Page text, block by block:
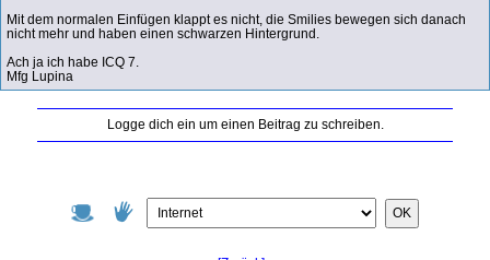
OK
Mit dem normalen Einfügen klappt es nicht, die Smilies bewegen sich danach
nicht mehr und haben einen schwarzen Hintergrund.
Ach ja ich habe ICQ 7.
Mfg Lupina
Logge dich ein um einen Beitrag zu schreiben.